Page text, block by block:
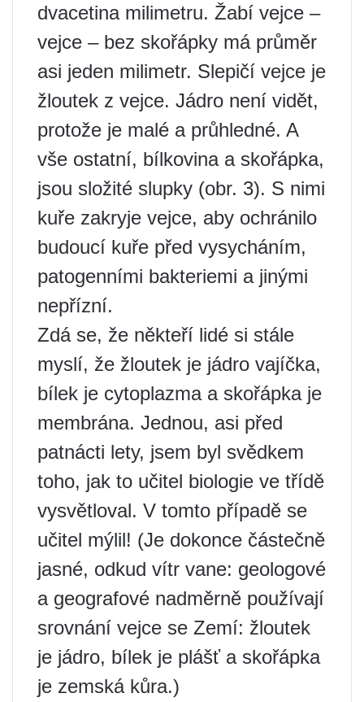
dvacetina milimetru. Žabí vejce –
vejce – bez skořápky má průměr
asi jeden milimetr. Slepičí vejce je
žloutek z vejce. Jádro není vidět,
protože je malé a průhledné. A
vše ostatní, bílkovina a skořápka,
jsou složité slupky (obr. 3). S nimi
kuře zakryje vejce, aby ochránilo
budoucí kuře před vysycháním,
patogenními bakteriemi a jinými
nepřízní.
Zdá se, že někteří lidé si stále
myslí, že žloutek je jádro vajíčka,
bílek je cytoplazma a skořápka je
membrána. Jednou, asi před
patnácti lety, jsem byl svědkem
toho, jak to učitel biologie ve třídě
vysvětloval. V tomto případě se
učitel mýlil! (Je dokonce částečně
jasné, odkud vítr vane: geologové
a geografové nadměrně používají
srovnání vejce se Zemí: žloutek
je jádro, bílek je plášť a skořápka
je zemská kůra.)